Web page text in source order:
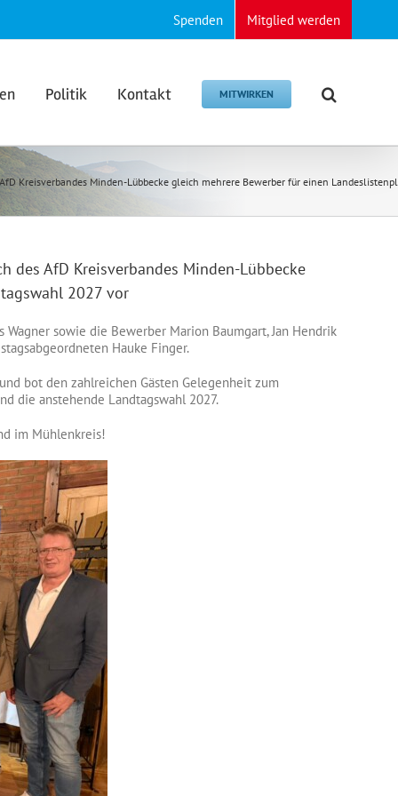
Spenden Mitglied werden
Politik Kontakt MITWIRKEN
Kreisverbandes Minden-Lübbecke gleich mehrere Bewerber für einen
des AfD Kreisverbandes Minden-Lübbecke
2027 vor
sowie die Bewerber Marion Baumgart, Jan Hendrik
Hauke Finger.
bot den zahlreichen Gästen Gelegenheit zum
die anstehende Landtagswahl 2027.
im Mühlenkreis!